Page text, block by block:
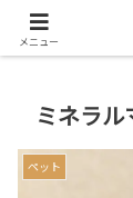
ミネラ
ペット
メニュー